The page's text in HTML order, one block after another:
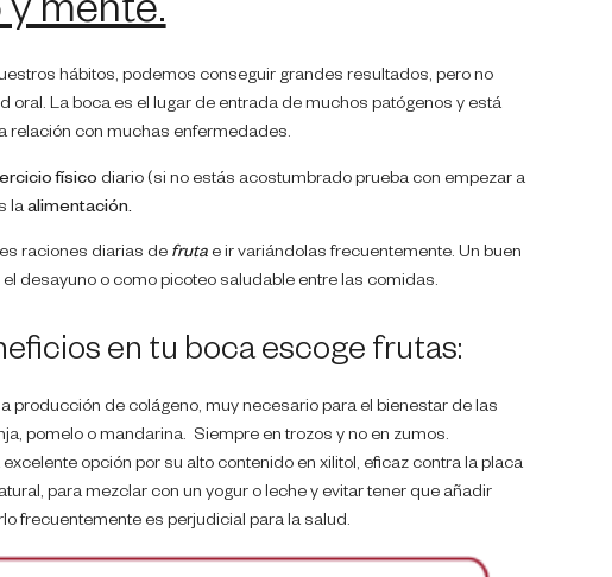
mente.
hábitos, podemos conseguir grandes resultados, pero no
oral. La boca es el lugar de entrada de muchos patógenos y está
relación con muchas enfermedades.
físico diario (si no estás acostumbrado prueba con empezar a
laalimentación.
raciones diarias de frutae ir variándolas frecuentemente. Un buen
desayuno o como picoteo saludable entre las comidas.
en tu boca escoge frutas:
producción de colágeno, muy necesario para el bienestar de las
pomelo o mandarina. Siempre en trozos y no en zumos.
excelente opción por su alto contenido en xilitol, eficaz contra la placa
para mezclar con un yogur o leche y evitar tener que añadir
frecuentemente es perjudicial para la salud.